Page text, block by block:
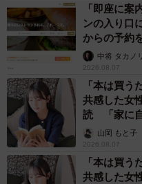
「即座に案
ンの入り口
からの予約
中将 タカノリ
2026.08.07
「本は買う
共感した女
読 「家に自
山岡 もと子
2026.08.07
「本は買う
共感した女